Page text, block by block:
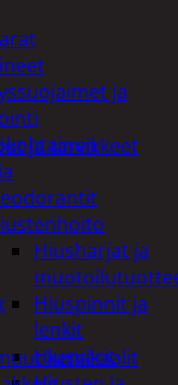
ja
Hiusharjat ja
Hiuspinnit ja
lenkit
Hiusvärit
ja tarvikkeet
kemikaalit